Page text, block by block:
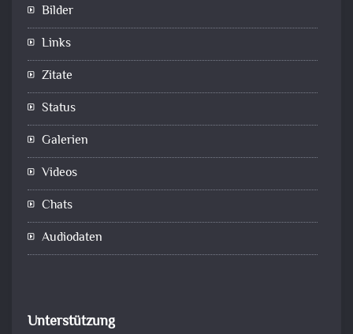
Bilder
Links
Zitate
Status
Galerien
Videos
Chats
Audiodaten
Unterstützung